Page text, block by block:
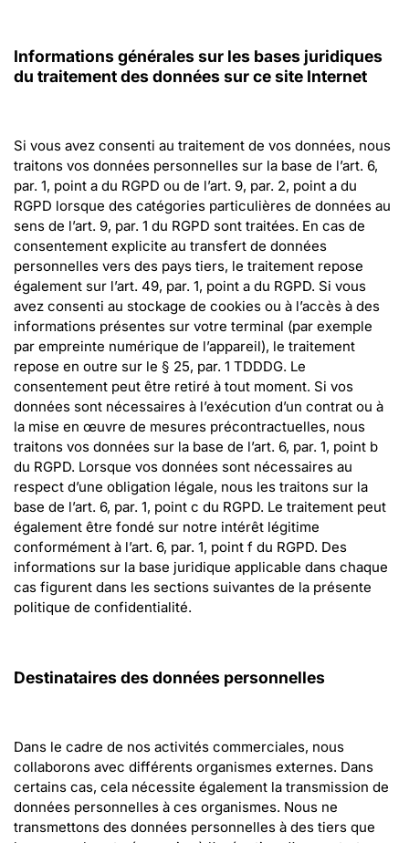
Informations générales sur les bases juridiques
du traitement des données sur ce site Internet
Si vous avez consenti au traitement de vos données, nous
traitons vos données personnelles sur la base de l’art. 6,
par. 1, point a du RGPD ou de l’art. 9, par. 2, point a du
RGPD lorsque des catégories particulières de données au
sens de l’art. 9, par. 1 du RGPD sont traitées. En cas de
consentement explicite au transfert de données
personnelles vers des pays tiers, le traitement repose
également sur l’art. 49, par. 1, point a du RGPD. Si vous
avez consenti au stockage de cookies ou à l’accès à des
informations présentes sur votre terminal (par exemple
par empreinte numérique de l’appareil), le traitement
repose en outre sur le § 25, par. 1 TDDDG. Le
consentement peut être retiré à tout moment. Si vos
données sont nécessaires à l’exécution d’un contrat ou à
la mise en œuvre de mesures précontractuelles, nous
traitons vos données sur la base de l’art. 6, par. 1, point b
du RGPD. Lorsque vos données sont nécessaires au
respect d’une obligation légale, nous les traitons sur la
base de l’art. 6, par. 1, point c du RGPD. Le traitement peut
également être fondé sur notre intérêt légitime
conformément à l’art. 6, par. 1, point f du RGPD. Des
informations sur la base juridique applicable dans chaque
cas figurent dans les sections suivantes de la présente
politique de confidentialité.
Destinataires des données personnelles
Dans le cadre de nos activités commerciales, nous
collaborons avec différents organismes externes. Dans
certains cas, cela nécessite également la transmission de
données personnelles à ces organismes. Nous ne
transmettons des données personnelles à des tiers que